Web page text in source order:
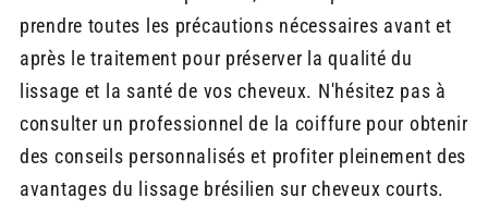
prendre toutes les précautions nécessaires avant et
après le traitement pour préserver la qualité du
lissage et la santé de vos cheveux. N'hésitez pas à
consulter un professionnel de la coiffure pour obtenir
des conseils personnalisés et profiter pleinement des
avantages du lissage brésilien sur cheveux courts.